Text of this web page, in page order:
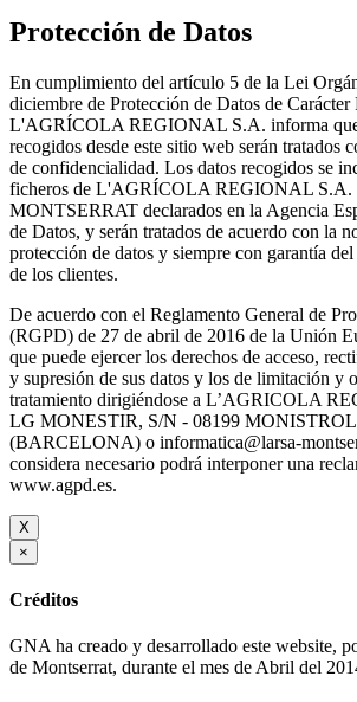
Protección de Datos
En cumplimiento del artículo 5 de la Lei
diciembre de Protección de Datos de Carácter
L'AGRÍCOLA REGIONAL S.A. informa que
recogidos desde este sitio web serán tratados
de confidencialidad. Los datos recogidos se
ficheros de L'AGRÍCOLA REGIONAL S.A.
MONTSERRAT declarados en la Agencia
de Datos, y serán tratados de acuerdo con la
protección de datos y siempre con garantía
de los clientes.
De acuerdo con el Reglamento General de
(RGPD) de 27 de abril de 2016 de la Unión
que puede ejercer los derechos de acceso,
y supresión de sus datos y los de limitación y
tratamiento dirigiéndose a L’AGRICOLA
LG MONESTIR, S/N - 08199
(BARCELONA) o informatica@larsa-
considera necesario podrá interponer una
www.agpd.es.
X
×
Créditos
GNA ha creado y desarrollado este website,
de Montserrat, durante el mes de Abril del